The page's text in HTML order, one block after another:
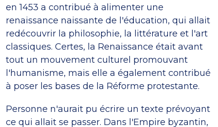
en 1453 a contribué à alimenter une
renaissance naissante de l'éducation, qui allait
redécouvrir la philosophie, la littérature et l'art
classiques. Certes, la Renaissance était avant
tout un mouvement culturel promouvant
l'humanisme, mais elle a également contribué
à poser les bases de la Réforme protestante.
Personne n'aurait pu écrire un texte prévoyant
ce qui allait se passer. Dans l'Empire byzantin,